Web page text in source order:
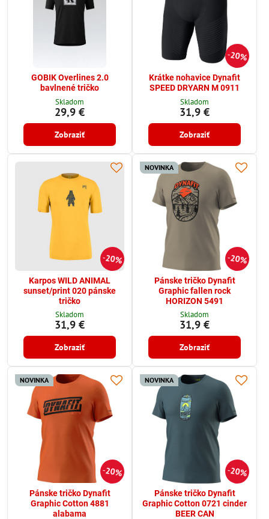
GOBIK Overlines 2.0
bavlnené tričko
Skladom
29,9 €
Zobraziť
20%
Krátke nohavice Dynafit
SPEED DRYARN M 0911
Skladom
31,9 €
Zobraziť
20%
Karpos WILD ANIMAL
sunset/print 020 pánske
tričko
Skladom
31,9 €
Zobraziť
20%
NOVINKA
Pánske tričko Dynafit
Graphic fallen rock
HORIZON 5491
Skladom
31,9 €
Zobraziť
20%
NOVINKA
Pánske tričko Dynafit
Graphic Cotton 4881
alabama
20%
NOVINKA
Pánske tričko Dynafit
Graphic Cotton 0721 cinder
BEER CAN